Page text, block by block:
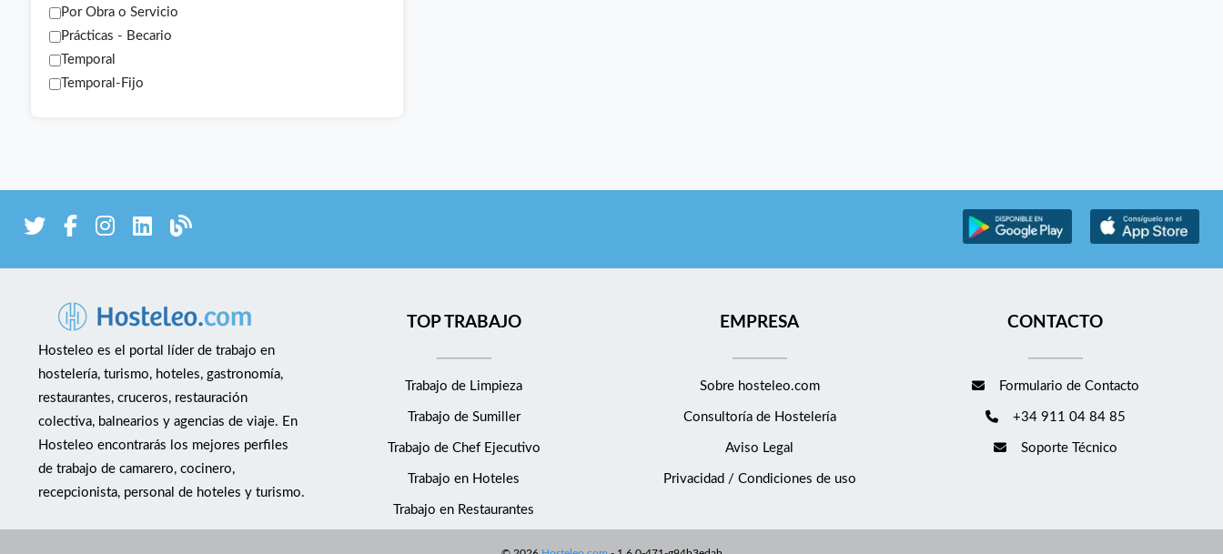
Por Obra o Servicio
Prácticas - Becario
Temporal
Temporal-Fijo
Hosteleo es el portal líder de trabajo en
hostelería, turismo, hoteles, gastronomía,
restaurantes, cruceros, restauración
colectiva, balnearios y agencias de viaje. En
Hosteleo encontrarás los mejores perfiles
de trabajo de camarero, cocinero,
recepcionista, personal de hoteles y turismo.
TOP TRABAJO
Trabajo de Limpieza
Trabajo de Sumiller
Trabajo de Chef Ejecutivo
Trabajo en Hoteles
Trabajo en Restaurantes
EMPRESA
Sobre hosteleo.com
Consultoría de Hostelería
Aviso Legal
Privacidad / Condiciones de uso
CONTACTO
Formulario de Contacto
+34 911 04 84 85
Soporte Técnico